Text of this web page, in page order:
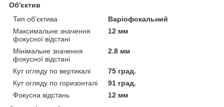
Об'єктив
Тип об'єктива
Варіофокальний
Максимальне значення
фокусної відстані
12 мм
Мінімальне значення
фокусної відстані
2.8 мм
Кут огляду по вертикалі
75 град.
Кут огляду по горизонталі
91 град.
Фокусна відстань
12 мм